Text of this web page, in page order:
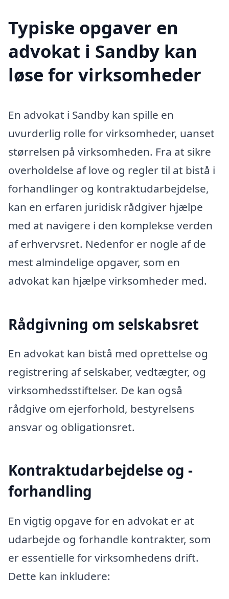
Typiske opgaver en
advokat i Sandby kan
løse for virksomheder
En advokat i Sandby kan spille en
uvurderlig rolle for virksomheder, uanset
størrelsen på virksomheden. Fra at sikre
overholdelse af love og regler til at bistå i
forhandlinger og kontraktudarbejdelse,
kan en erfaren juridisk rådgiver hjælpe
med at navigere i den komplekse verden
af erhvervsret. Nedenfor er nogle af de
mest almindelige opgaver, som en
advokat kan hjælpe virksomheder med.
Rådgivning om selskabsret
En advokat kan bistå med oprettelse og
registrering af selskaber, vedtægter, og
virksomhedsstiftelser. De kan også
rådgive om ejerforhold, bestyrelsens
ansvar og obligationsret.
Kontraktudarbejdelse og -
forhandling
En vigtig opgave for en advokat er at
udarbejde og forhandle kontrakter, som
er essentielle for virksomhedens drift.
Dette kan inkludere: